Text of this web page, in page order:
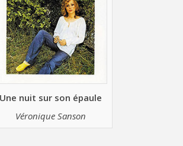
Une nuit sur son épaule
Véronique Sanson